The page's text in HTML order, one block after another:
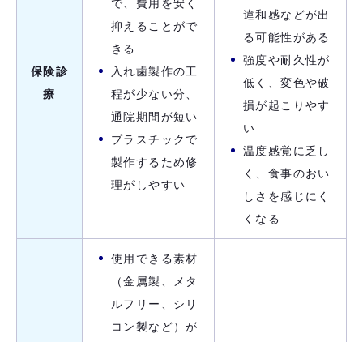
保険診
療
で、費用を安く
抑えることがで
きる
入れ歯製作の工
程が少ない分、
通院期間が短い
プラスチックで
製作するため修
理がしやすい
違和感などが出
る可能性がある
強度や耐久性が
低く、変色や破
損が起こりやす
い
温度感覚に乏し
く、食事のおい
しさを感じにく
くなる
使用できる素材
（金属製、メタ
ルフリー、シリ
コン製など）が